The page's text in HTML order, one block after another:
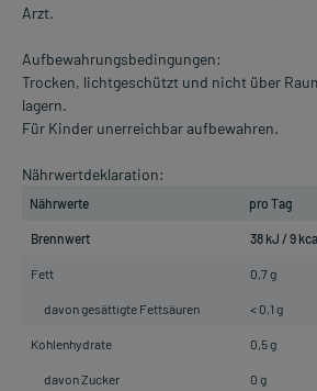
Arzt.
Aufbewahrungsbedingungen:
Trocken, lichtgeschützt und nicht über
lagern.
Für Kinder unerreichbar aufbewahren.
Nährwertdeklaration:
Nährwerte pro Tag
Brennwert 38 kJ / 9
Fett 0,7 g
davon gesättigte Fettsäuren < 0,1 g
Kohlenhydrate 0,5 g
davon Zucker 0 g